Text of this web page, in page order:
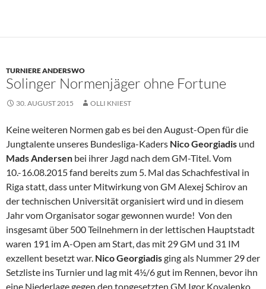
TURNIERE ANDERSWO
Solinger Normenjäger ohne Fortune
30. AUGUST 2015 OLLI KNIEST
Keine weiteren Normen gab es bei den August-Open für die
Jungtalente unseres Bundesliga-Kaders Nico Georgiadis und
Mads Andersen bei ihrer Jagd nach dem GM-Titel. Vom
10.-16.08.2015 fand bereits zum 5. Mal das Schachfestival in
Riga statt, dass unter Mitwirkung von GM Alexej Schirov an
der technischen Universität organisiert wird und in diesem
Jahr vom Organisator sogar gewonnen wurde! Von den
insgesamt über 500 Teilnehmern in der lettischen Hauptstadt
waren 191 im A-Open am Start, das mit 29 GM und 31 IM
exzellent besetzt war. Nico Georgiadisging als Nummer 29 der
Setzliste ins Turnier und lag mit 4½/6 gut im Rennen, bevor ihn
eine Niederlage gegen den topgesetzten GM Igor Kovalenko